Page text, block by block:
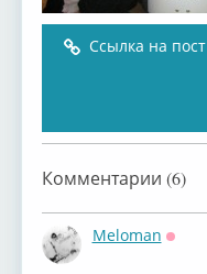
Ссылка на пост
Комментарии (6)
Meloman